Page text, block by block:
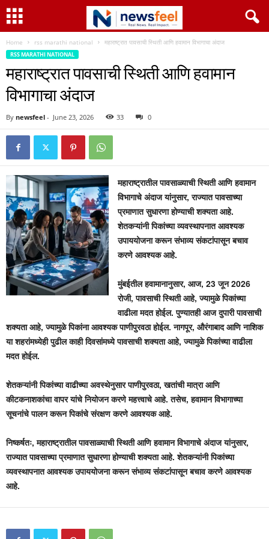
Home rss marathi national महाराष्ट्रात पावसाची स्थिती आणि हवामान विभागाचा अंदाज
RSS MARATHI NATIONAL
महाराष्ट्रात पावसाची स्थिती आणि हवामान
विभागाचा अंदाज
By newsfeel - June 23, 2026 33 0
महाराष्ट्रातील पावसाळ्याची स्थिती आणि हवामान
विभागाचे अंदाज यांनुसार, राज्यात पावसाच्या
प्रमाणात सुधारणा होण्याची शक्यता आहे.
शेतकऱ्यांनी पिकांच्या व्यवस्थापनात आवश्यक
उपाययोजना करून संभाव्य संकटांपासून बचाव
करणे आवश्यक आहे.
मुंबईतील हवामानानुसार, आज, 23 जून 2026
रोजी, पावसाची स्थिती आहे, ज्यामुळे पिकांच्या
वाढीला मदत होईल. पुण्यातही आज दुपारी पावसाची
शक्यता आहे, ज्यामुळे पिकांना आवश्यक पाणीपुरवठा होईल. नागपूर, औरंगाबाद आणि नाशिक
या शहरांमध्येही पुढील काही दिवसांमध्ये पावसाची शक्यता आहे, ज्यामुळे पिकांच्या वाढीला
मदत होईल.
शेतकऱ्यांनी पिकांच्या वाढीच्या अवस्थेनुसार पाणीपुरवठा, खतांची मात्रा आणि
कीटकनाशकांचा वापर यांचे नियोजन करणे महत्त्वाचे आहे. तसेच, हवामान विभागाच्या
सूचनांचे पालन करून पिकांचे संरक्षण करणे आवश्यक आहे.
निष्कर्षतः, महाराष्ट्रातील पावसाळ्याची स्थिती आणि हवामान विभागाचे अंदाज यांनुसार,
राज्यात पावसाच्या प्रमाणात सुधारणा होण्याची शक्यता आहे. शेतकऱ्यांनी पिकांच्या
व्यवस्थापनात आवश्यक उपाययोजना करून संभाव्य संकटांपासून बचाव करणे आवश्यक
आहे.